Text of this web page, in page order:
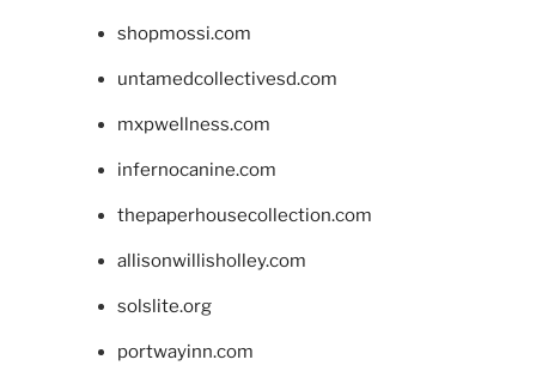
shopmossi.com
untamedcollectivesd.com
mxpwellness.com
infernocanine.com
thepaperhousecollection.com
allisonwillisholley.com
solslite.org
portwayinn.com